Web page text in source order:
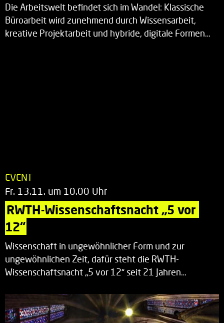
Die Arbeitswelt befindet sich im Wandel: Klassische
Büroarbeit wird zunehmend durch Wissensarbeit,
kreative Projektarbeit und hybride, digitale Formen…
EVENT
Fr. 13.11. um 10.00 Uhr
RWTH-Wissenschaftsnacht „5 vor
12“
Wissenschaft in ungewöhnlicher Form und zur
ungewöhnlichen Zeit, dafür steht die RWTH-
Wissenschaftsnacht „5 vor 12“ seit 21 Jahren…